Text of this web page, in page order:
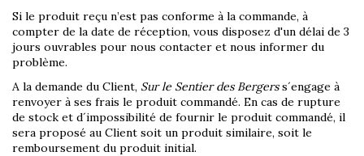
Si le produit reçu n’est pas conforme à la commande, à
compter de la date de réception, vous disposez d'un délai de 3
jours ouvrables pour nous contacter et nous informer du
problème.
A la demande du Client, Sur le Sentier des Bergerss´engage à
renvoyer à ses frais le produit commandé. En cas de rupture
de stock et d´impossibilité de fournir le produit commandé, il
sera proposé au Client soit un produit similaire, soit le
remboursement du produit initial.